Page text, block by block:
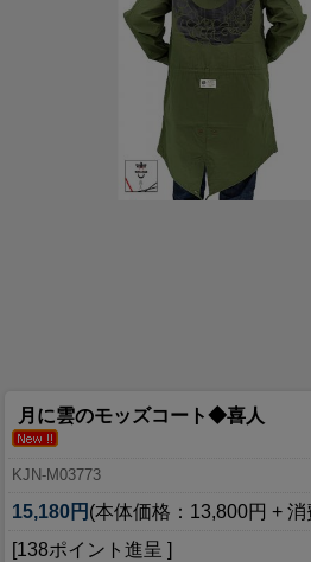
月に雲のモッズコート◆喜人
KJN-M03773
15,180円 (本体価格：13,800円 +
[138ポイント進呈 ]